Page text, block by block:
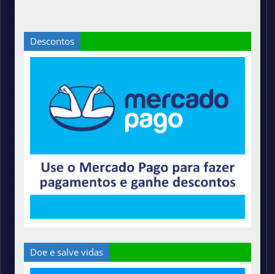
Descontos
Doe e salve vidas